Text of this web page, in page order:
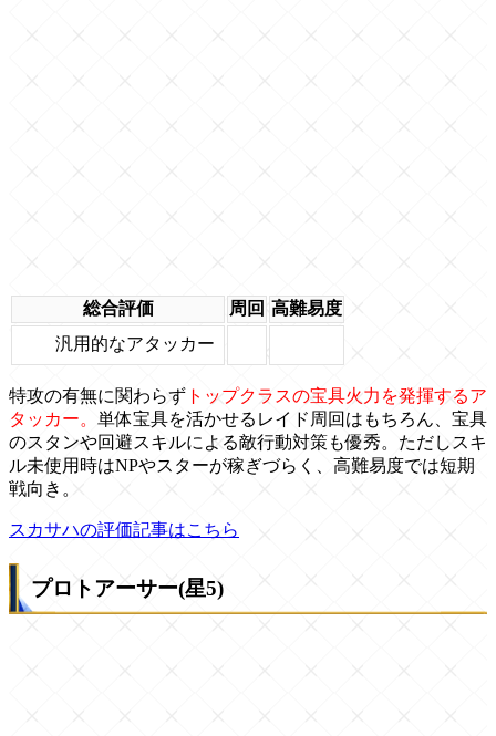
総合評価 周回 高難易度
汎用的なアタッカー
特攻の有無に関わらず トップクラスの宝具火力を発揮するア
タッカー。 単体宝具を活かせるレイド周回はもちろん、宝具
のスタンや回避スキルによる敵行動対策も優秀。ただしスキ
ル未使用時はNPやスターが稼ぎづらく、高難易度では短期
戦向き。
スカサハの評価記事はこちら
プロトアーサー(星5)